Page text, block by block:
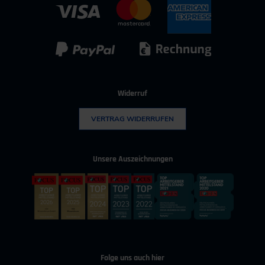
IT & Digitalisierung
Technischer Vertrieb
Widerruf
VERTRAG WIDERRUFEN
Unsere Auszeichnungen
Folge uns auch hier